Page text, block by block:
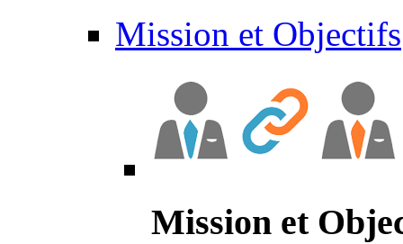
Mission et Objectifs
Mission et